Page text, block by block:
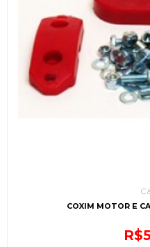
COXIM MOTOR E
R$